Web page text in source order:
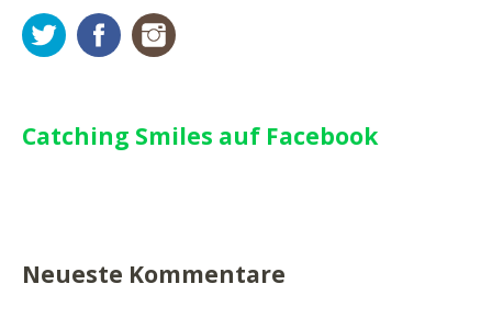
Twitter Facebook
Catching Smiles auf Facebook
Neueste Kommentare